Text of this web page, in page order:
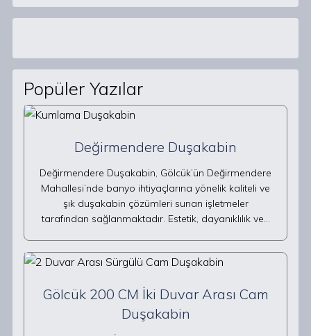
Popüler Yazılar
Değirmendere Duşakabin
Değirmendere Duşakabin, Gölcük’ün Değirmendere
Mahallesi’nde banyo ihtiyaçlarına yönelik kaliteli ve
şık duşakabin çözümleri sunan işletmeler
tarafından sağlanmaktadır. Estetik, dayanıklılık ve…
Gölcük 200 CM İki Duvar Arası Cam
Duşakabin